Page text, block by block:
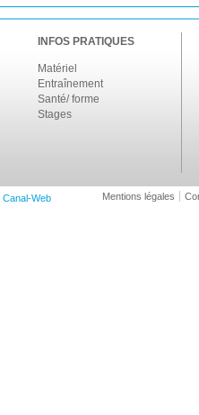
INFOS PRATIQUES
Matériel
Entraînement
Santé/ forme
Stages
Canal-Web Mentions légales